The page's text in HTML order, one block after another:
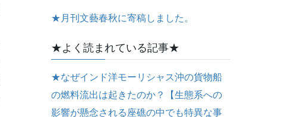
★月刊文藝春秋に寄稿しました。
★よく読まれている記事★
★なぜインド洋モーリシャス沖の貨物船
の燃料流出は起きたのか？【生態系への
影響が懸念される座礁の中でも特異な事